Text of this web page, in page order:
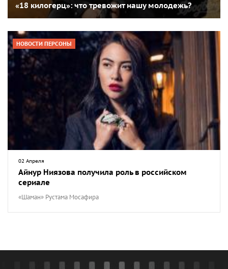
«18 килогерц»: что тревожит нашу молодежь?
НОВОСТИ ПЕРСОНЫ
02 Апреля
Айнур Ниязова получила роль в российском
сериале
«Шаман» Рустама Мосафира